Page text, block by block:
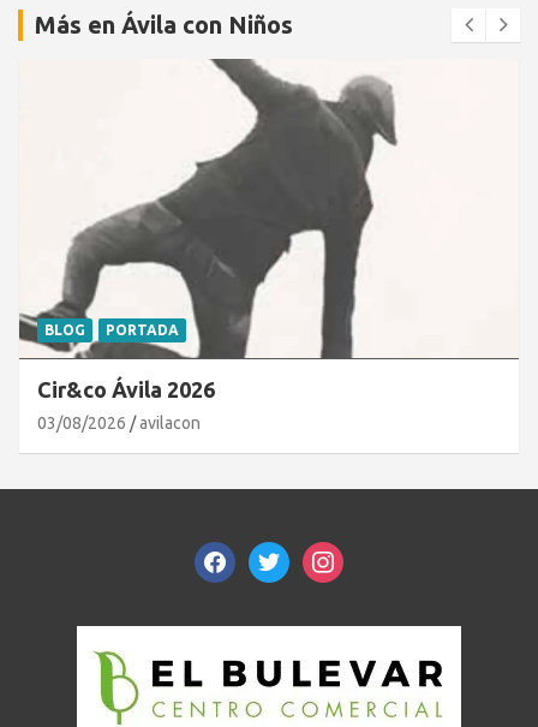
Más en Ávila con Niños
BLOG PORTADA
Cir&co Ávila 2026
03/08/2026 avilacon
facebooktwitterinstagram